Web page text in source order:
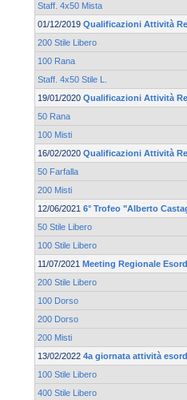
Staff. 4x50 Mista
01/12/2019 Qualificazioni Attività
200 Stile Libero
100 Rana
Staff. 4x50 Stile L.
19/01/2020 Qualificazioni Attività
50 Rana
100 Misti
16/02/2020 Qualificazioni Attività
50 Farfalla
200 Misti
12/06/2021 6° Trofeo "Alberto
50 Stile Libero
100 Stile Libero
11/07/2021 Meeting Regionale
200 Stile Libero
100 Dorso
200 Dorso
200 Misti
13/02/2022 4a giornata attività
100 Stile Libero
400 Stile Libero